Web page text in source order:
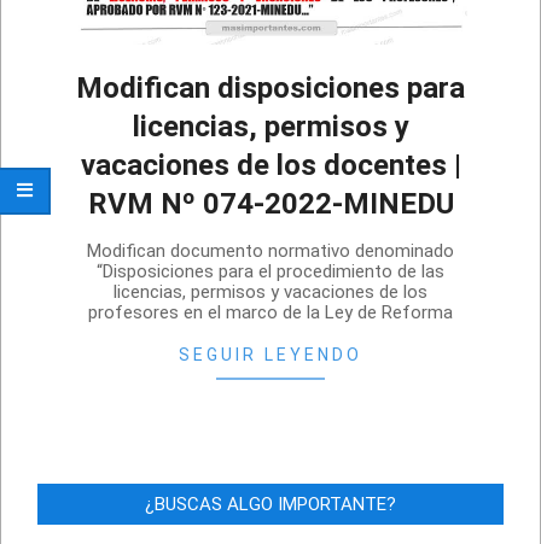
Modifican disposiciones para
licencias, permisos y
vacaciones de los docentes |
RVM Nº 074-2022-MINEDU
08-
Modifican documento normativo denominado
“Disposiciones para el procedimiento de las
licencias, permisos y vacaciones de los
profesores en el marco de la Ley de Reforma
SEGUIR LEYENDO
¿BUSCAS ALGO IMPORTANTE?